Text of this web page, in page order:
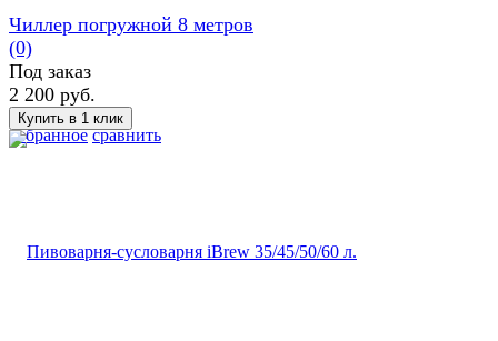
избранное сравнить
Чиллер погружной 8 метров
(0)
Под заказ
2 200 руб.